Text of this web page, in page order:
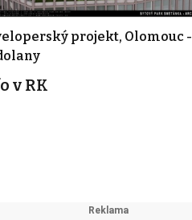
projekt, Olomouc -
v RK